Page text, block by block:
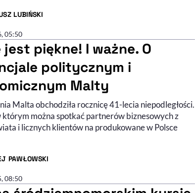
LUBIŃSKI- PROFIL
05:50
jest piękne! I ważne. O
politycznym i
Malty
Malta obchodziła rocznicę 41-lecia niepodległości.
którym można spotkać partnerów biznesowych z
i licznych klientów na produkowane w Polsce
PAWŁOWSKI
- PROFIL
08:50